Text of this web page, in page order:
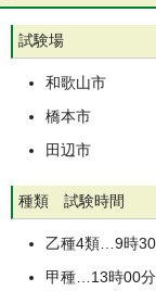
試験場
和歌山市
橋本市
田辺市
種類 試験時間
乙種4類…9時30
甲種…13時00分